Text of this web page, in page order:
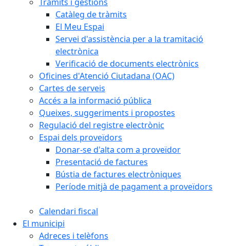
Catàleg de tràmits
El Meu Espai
Servei d'assistència per a la tramitació
electrònica
Verificació de documents electrònics
Oficines d'Atenció Ciutadana (OAC)
Cartes de serveis
Accés a la informació pública
Queixes, suggeriments i propostes
Regulació del registre electrònic
Espai dels proveïdors
Donar-se d'alta com a proveïdor
Presentació de factures
Bústia de factures electròniques
Període mitjà de pagament a proveïdors
Calendari fiscal
El municipi
Adreces i telèfons